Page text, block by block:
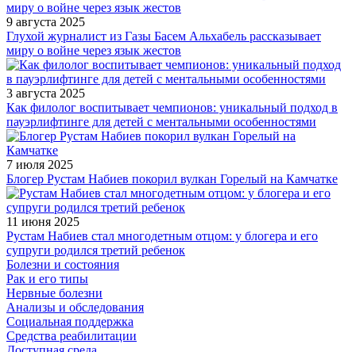
9 августа 2025
Глухой журналист из Газы Басем Альхабель рассказывает
миру о войне через язык жестов
3 августа 2025
Как филолог воспитывает чемпионов: уникальный подход в
пауэрлифтинге для детей с ментальными особенностями
7 июля 2025
Блогер Рустам Набиев покорил вулкан Горелый на Камчатке
11 июня 2025
Рустам Набиев стал многодетным отцом: у блогера и его
супруги родился третий ребенок
Болезни и состояния
Рак и его типы
Нервные болезни
Анализы и обследования
Социальная поддержка
Средства реабилитации